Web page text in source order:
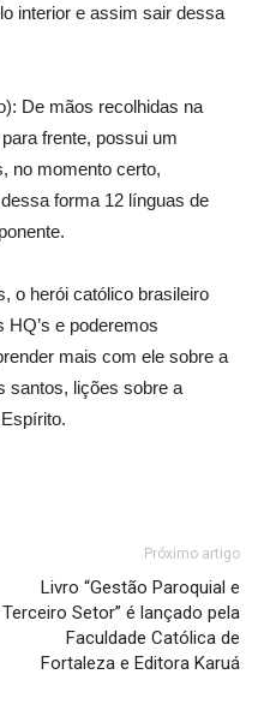
interior e assim sair dessa
De mãos recolhidas na
frente, possui um
no momento certo,
forma 12 línguas de
o herói católico brasileiro
HQ’s e poderemos
mais com ele sobre a
santos, lições sobre a
Próximo artigo
Livro “Gestão Paroquial e
Terceiro Setor” é lançado pela
Faculdade Católica de
Fortaleza e Editora Karuá